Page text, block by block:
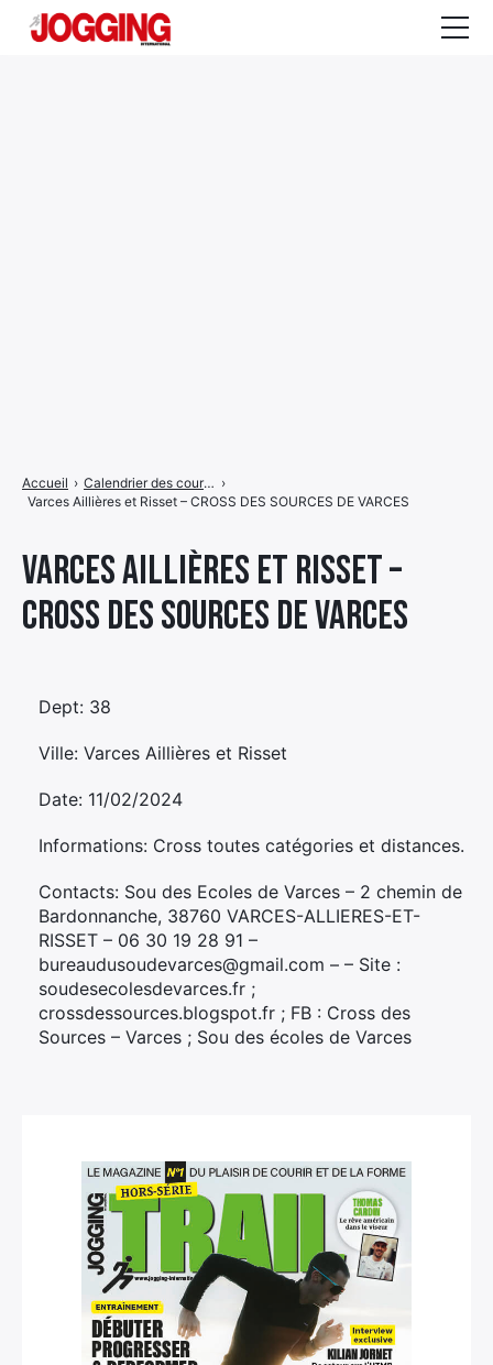
Varces Aillières et Risset –
CROSS DES SOURCES DE VARCES
Accueil › Calendrier des courses ›
Varces Aillières et Risset – CROSS DES SOURCES DE VARCES
Dept: 38
Ville: Varces Aillières et Risset
Date: 11/02/2024
Informations: Cross toutes catégories et distances.
Contacts: Sou des Ecoles de Varces – 2 chemin de
Bardonnanche, 38760 VARCES-ALLIERES-ET-
RISSET – 06 30 19 28 91 –
bureaudusoudevarces@gmail.com – – Site :
soudesecolesdevarces.fr ;
crossdessources.blogspot.fr ; FB : Cross des
Sources – Varces ; Sou des écoles de Varces
de
menu
Élément
de
menu
Élément
de
menu